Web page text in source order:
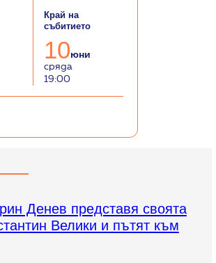
Край на
събитието
10юни
сряда
19:00
Денев представя своята
Велики и пътят към